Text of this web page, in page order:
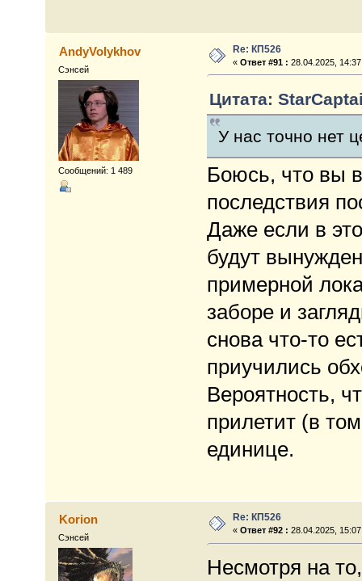
AndyVolykhov
Сэнсей
Сообщений: 1 489
Re: КП526
«Ответ #91 : 28.04.2025,
Цитата:
У нас точно нет
Боюсь, что вы
последствия
Даже если в
будут
примерной
заборе и
снова что-то
приучились
Вероятность,
прилетит (в
единице.
Korion
Сэнсей
Re: КП526
«Ответ #92 : 28.04.2025,
Несмотря на